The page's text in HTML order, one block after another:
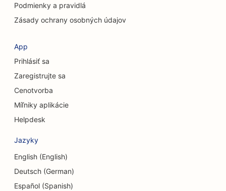
SEO pre kraniofaciálnych chirurgov
SEO pre kaviarne
SEO pre úverové družstvá
SEO pre Delis
SEO pre služby dlhového poradenstva
SEO pre zmenárenské služby
SEO pre služby dermabrázie
Podmienky a pravidlá
Zásady ochrany osobných údajov
App
Prihlásiť sa
Zaregistrujte sa
Cenotvorba
Míľniky aplikácie
Helpdesk
Jazyky
English (English)
Deutsch (German)
Español (Spanish)